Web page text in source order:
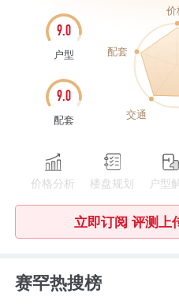
9.0
户型
9.0
配套
交通
配套
价
价格分析 楼盘规划 户型
立即订阅 评测上
赛罕热搜榜